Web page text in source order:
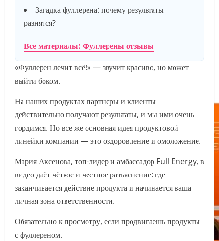
Загадка фуллерена: почему результаты
разнятся?
Все материалы: Фуллерены отзывы
«Фуллерен лечит всё!» — звучит красиво, но может
выйти боком.
На наших продуктах партнеры и клиенты
действительно получают результаты, и мы ими очень
гордимся. Но все же основная идея продуктовой
линейки компании — это оздоровление и омоложение.
Мария Аксенова, топ-лидер и амбассадор Full Energy, в
видео даёт чёткое и честное разъяснение: где
заканчивается действие продукта и начинается ваша
личная зона ответственности.
Обязательно к просмотру, если продвигаешь продукты
с фуллереном.